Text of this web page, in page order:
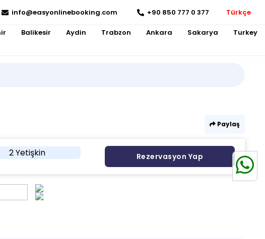
info@easyonlinebooking.com +90 850 777 0 377 Türkçe
Balikesir Aydin Trabzon Ankara Sakarya Turkey
Paylaş
2 Yetişkin Rezervasyon Yap